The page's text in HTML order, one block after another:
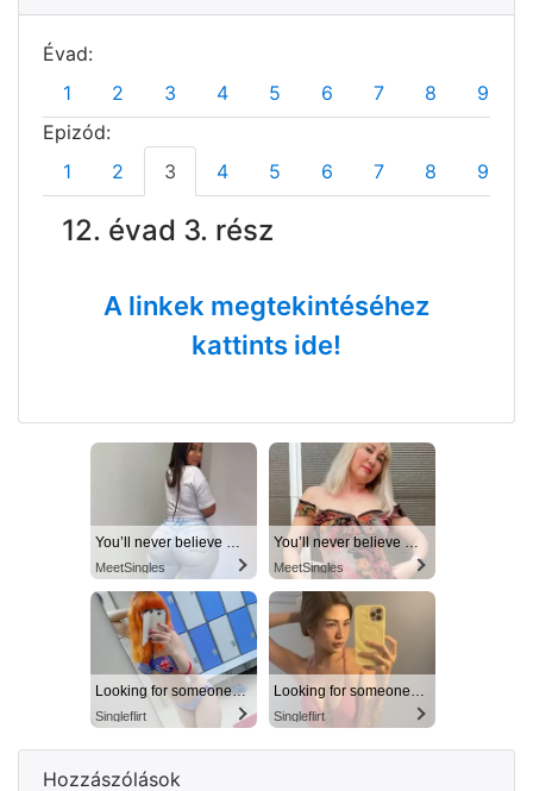
Évad:
1
2 3 4 5 6 7 8 9
Epizód:
1
2 3 4 5 6 7 8 9
12. évad 3. rész
A linkek megtekintéséhez
kattints ide!
You’ll never believe why I moved to… Columbus
MeetSingles
You’ll never believe why I moved to… Columbus
MeetSingles
Looking for someone in Columbus today
Singleflirt
Looking for someone in Columbus today
Singleflirt
Hozzászólások